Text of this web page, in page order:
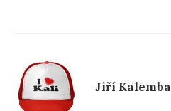
o
k Jiří Kalemba